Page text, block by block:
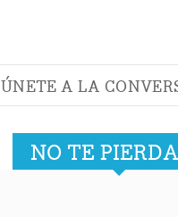
ÚNETE A LA
NO TE